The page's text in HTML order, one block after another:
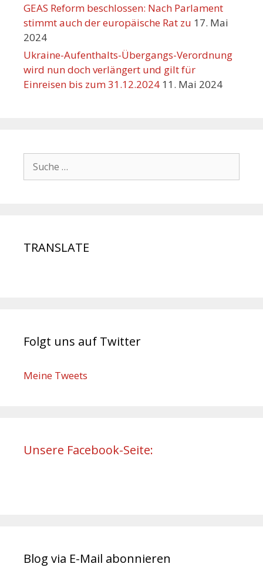
GEAS Reform beschlossen: Nach Parlament
stimmt auch der europäische Rat zu 17. Mai
2024
Ukraine-Aufenthalts-Übergangs-Verordnung
wird nun doch verlängert und gilt für
Einreisen bis zum 31.12.2024 11. Mai 2024
TRANSLATE
Folgt uns auf Twitter
Meine Tweets
Unsere Facebook-Seite:
Blog via E-Mail abonnieren